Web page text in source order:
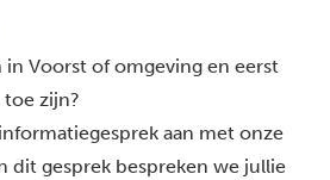
Voorst of omgeving en eerst
zijn?
aan met onze
dit gesprek bespreken we jullie